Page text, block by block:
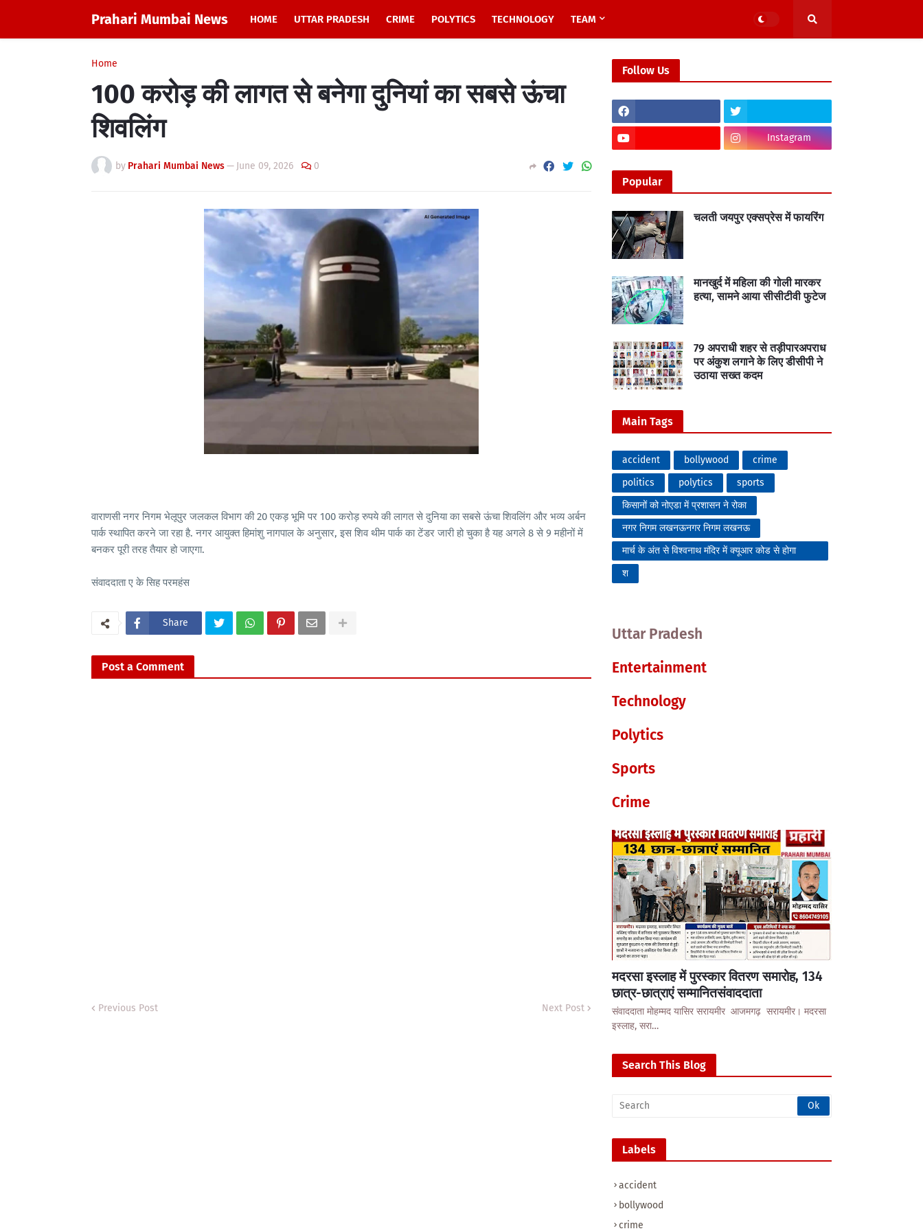
Prahari Mumbai News HOME UTTAR PRADESH CRIME POLYTICS TECHNOLOGY TEAM
Home
100 करोड़ की लागत से बनेगा दुनियां का सबसे ऊंचा
शिवलिंग
by Prahari Mumbai News— June 09, 2026 0
वाराणसी नगर निगम भेलूपुर जलकल विभाग की 20 एकड़ भूमि पर 100 करोड़ रुपये की लागत से दुनिया का सबसे ऊंचा शिवलिंग और भव्य अर्बन
पार्क स्थापित करने जा रहा है. नगर आयुक्त हिमांशु नागपाल के अनुसार, इस शिव थीम पार्क का टेंडर जारी हो चुका है यह अगले 8 से 9 महीनों में
बनकर पूरी तरह तैयार हो जाएगा.
संवाददाता ए के सिह परमहंस
Share
Post a Comment
Previous Post Next Post
Follow Us
Instagram
Popular
चलती जयपुर एक्सप्रेस में फायरिंग
मानखुर्द में महिला की गोली मारकर
हत्या, सामने आया सीसीटीवी फुटेज
79 अपराधी शहर से तड़ीपारअपराध
पर अंकुश लगाने के लिए डीसीपी ने
उठाया सख्त कदम
Main Tags
accident bollywood
crime
politics
polytics
sports
किसानों को नोएडा में प्रशासन ने रोका
नगर निगम लखनऊनगर निगम लखनऊ
मार्च के अंत से विश्वनाथ मंदिर में क्यूआर कोड से होगा
प्रवेश
श
Uttar Pradesh
Entertainment
Technology
Polytics
Sports
Crime
मदरसा इस्लाह में पुरस्कार वितरण समारोह, 134
छात्र-छात्राएं सम्मानितसंवाददाता
संवाददाता मोहम्मद यासिर सरायमीर आजमगढ़ सरायमीर। मदरसा
इस्लाह, सरा…
Search This Blog
Labels
accident
bollywood
crime